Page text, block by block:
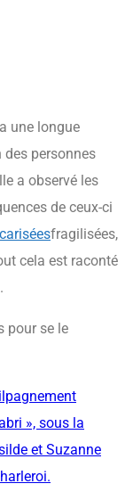
une longue
des personnes
a observé les
de ceux-ci
fragilisées,
cela est raconté
.
pour se le
», sous la
et Suzanne